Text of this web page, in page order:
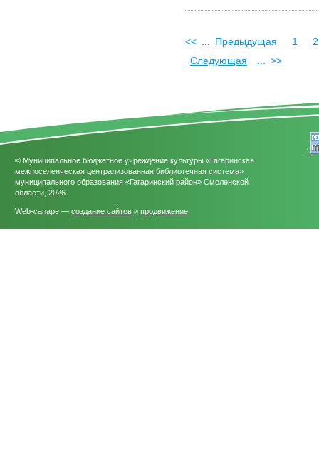
<< Предыдущая 1
2
Следующая
>>
© Муниципальное бюджетное учреждение культуры «Гагаринская
межпоселенческая централизованная библиотечная система»
муниципального образования «Гагаринский район» Смоленской
области, 2026
Web-canape — создание сайтов и продвижение
'